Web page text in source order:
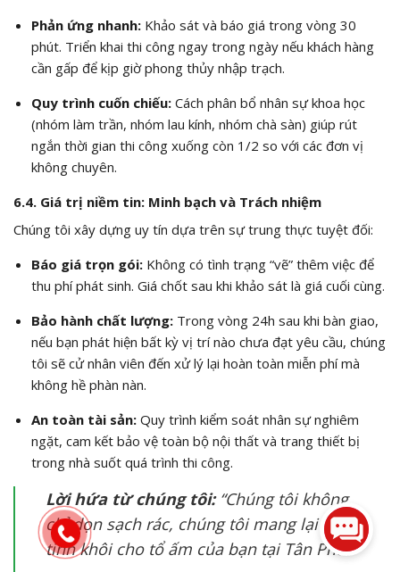
Phản ứng nhanh:Khảo sát và báo giá trong vòng 30
phút. Triển khai thi công ngay trong ngày nếu khách hàng
cần gấp để kịp giờ phong thủy nhập trạch.
Quy trình cuốn chiếu:Cách phân bổ nhân sự khoa học
(nhóm làm trần, nhóm lau kính, nhóm chà sàn) giúp rút
ngắn thời gian thi công xuống còn 1/2 so với các đơn vị
không chuyên.
6.4. Giá trị niềm tin: Minh bạch và Trách nhiệm
Chúng tôi xây dựng uy tín dựa trên sự trung thực tuyệt đối:
Báo giá trọn gói:Không có tình trạng “vẽ” thêm việc để
thu phí phát sinh. Giá chốt sau khi khảo sát là giá cuối cùng.
Bảo hành chất lượng:Trong vòng 24h sau khi bàn giao,
nếu bạn phát hiện bất kỳ vị trí nào chưa đạt yêu cầu, chúng
tôi sẽ cử nhân viên đến xử lý lại hoàn toàn miễn phí mà
không hề phàn nàn.
An toàn tài sản:Quy trình kiểm soát nhân sự nghiêm
ngặt, cam kết bảo vệ toàn bộ nội thất và trang thiết bị
trong nhà suốt quá trình thi công.
Lời hứa từ chúng tôi:“Chúng tôi không
chỉ dọn sạch rác, chúng tôi mang lại sự
tinh khôi cho tổ ấm của bạn tại Tân Phú.”